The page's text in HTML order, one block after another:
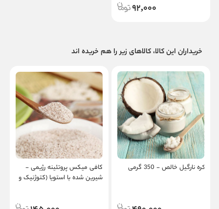
92,000
خریداران این کالا، کالاهای زیر را هم خریده اند
کره نارگیل خالص - 350 گرمی
کافی میکس پروتئینه رژیمی -
شیرین شده با استویا (کتوژنیک و